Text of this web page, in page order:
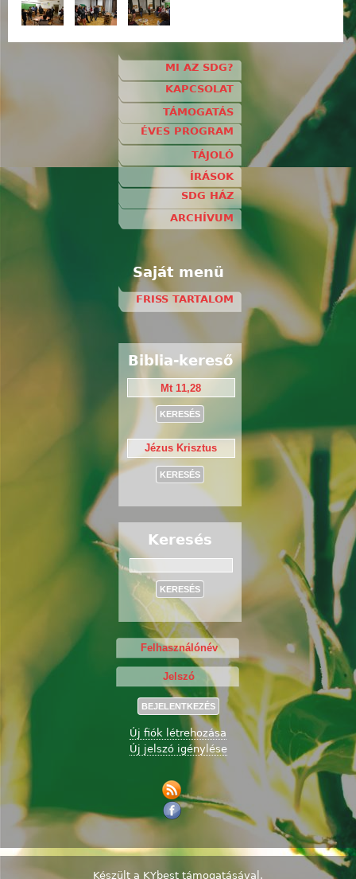
MI AZ SDG?
KAPCSOLAT
TÁMOGATÁS
ÉVES PROGRAM
TÁJOLÓ
ÍRÁSOK
SDG HÁZ
ARCHÍVUM
Saját menü
FRISS TARTALOM
Biblia-kereső
Keresés
Keresés
Új fiók létrehozása
Új jelszó igénylése
Készült a KYbest támogatásával.